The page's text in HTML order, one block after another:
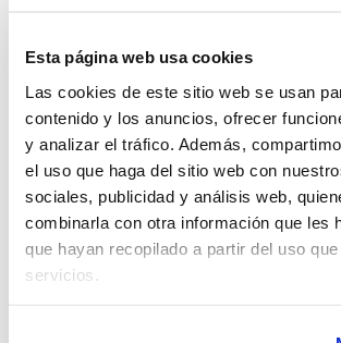
Esta página web usa cookies
Las cookies de este sitio web se usan
contenido y los anuncios, ofrecer
y analizar el tráfico. Además,
el uso que haga del sitio web con
sociales, publicidad y análisis web,
combinarla con otra información que les
que hayan recopilado a partir del uso
servicios.
No encontramos la página
buscando. Porfavor verifica los
buscador o visita alguna de
secciones.